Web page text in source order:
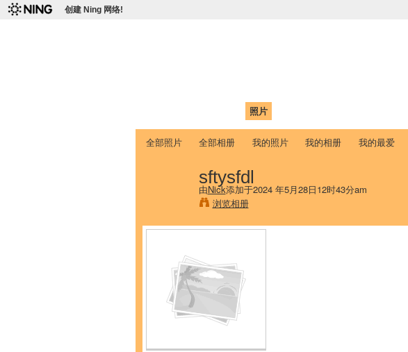
创建 Ning 网络!
照片
全部照片 全部相册 我的照片 我的相册 我的最爱
sftysfdl
由Nick添加于2024 年5月28日12时43分am
浏览相册